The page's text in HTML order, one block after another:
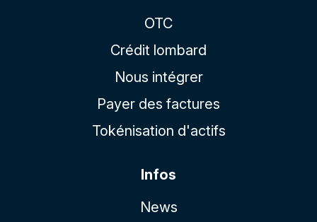
OTC
Crédit lombard
Nous intégrer
Payer des factures
Tokénisation d'actifs
Infos
News